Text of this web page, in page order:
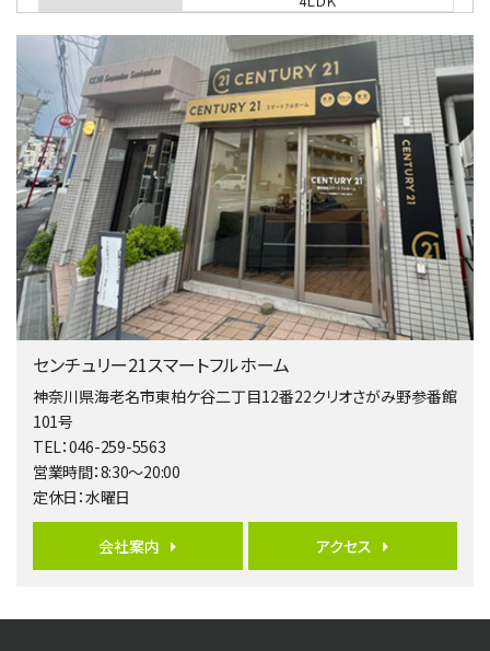
歩17分
南側道路に面しており日当たり良好。 キッチンから…
第4位
5,480万円
4ＬＤＫ
相模大野駅
バ9分・歩4分
２０１５年６月築、積水ハウス施工住宅です。 南東…
第5位
3,680万円
4ＬＤＫ
橋本駅
第6位
バ12分・歩4分
並列２台駐車可。１階はリビングと水まわりをまとめ…
3,680万円
センチュリー21スマートフルホーム
神奈川県海老名市東柏ケ谷二丁目12番22クリオさがみ野参番館
101号
TEL：046-259-5563
営業時間：8:30～20:00
定休日：水曜日
会社案内 アクセス